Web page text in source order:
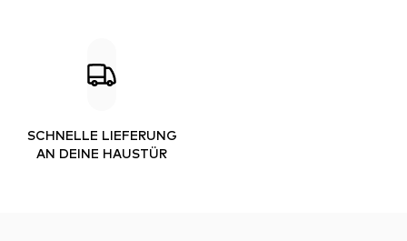
SCHNELLE LIEFERUNG
AN DEINE HAUSTÜR